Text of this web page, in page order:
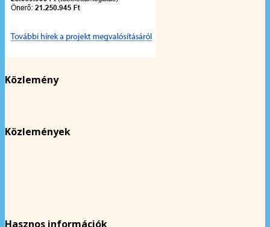
Közlemény
Közlemények
Hasznos információk